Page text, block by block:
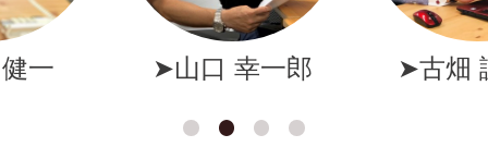
郎 ➤古畑 誠一郎 ➤岩井